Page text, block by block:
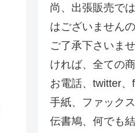
尚、出張販売で
はございません
ご了承下さいま
ければ、全ての
お電話、twitter
手紙、ファックス
伝書鳩、何でも